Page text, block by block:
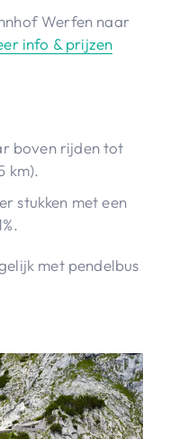
Werfen naar
info & prijzen
boven rijden tot
km).
stukken met een
met pendelbus